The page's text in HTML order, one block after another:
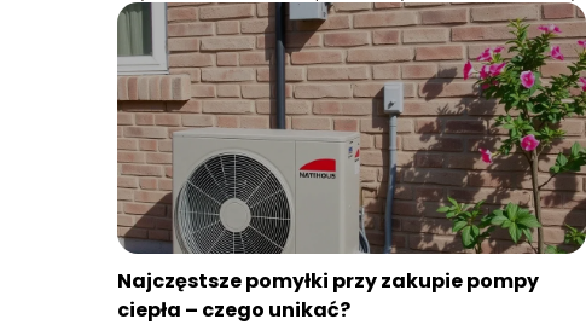
Najczęstsze pomyłki przy zakupie pompy
ciepła – czego unikać?